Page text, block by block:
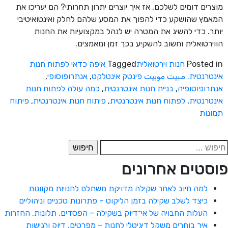
מוצרים דומים לשלכם, אז איך יוצרים יתרון תחרותי? הם יעריכו את
המאמץ שהושקע כדי להפוך את המסע שלהם לחלק ואינטואיטיבי
יותר. כדי להשיג את המטרה יש לנהל במקצועיות את החנות
הווירטואלית וחשוב להשקיע בכך זמן ומאמצים.
Posted in חנות וירטואליתTagged איפה כדאי לפתוח חנות
אינטרנטית. مبیت موبیت פינטק אינטלקט, אנתרופוסופי,
אנתרופוסופיה, בניית חנות אינטרנטית, כמה עולה לפתוח חנות
אינטרנטית, לפתוח חנות אינטרנטית, פיתוח חנות אינטרנטית, פיתוח
תמונות
חיפוש:
פוסטים אחרונים
למה חיוב לאחר שקילה מדויקת משתלם לחנויות מקוונות
כיצד לשלב שקילה בזמן הליקוט – פתרונות טכניים וניהוליים
העלות החבויה של אי־דיוק בשקילה – הפסדים, תלונות, החזרות
איך בוחרים משקל דיגיטלי לחנות – מפרטים, דיוק ורגישות